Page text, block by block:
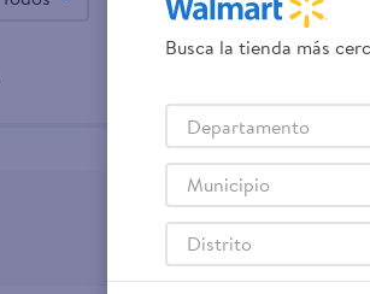
Busca la tienda más
Departamento
Municipio
Distrito